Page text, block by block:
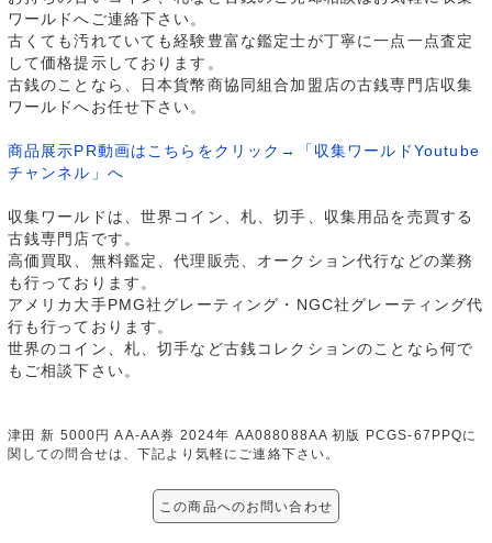
ワールドへご連絡下さい。
古くても汚れていても経験豊富な鑑定士が丁寧に一点一点査定
して価格提示しております。
古銭のことなら、日本貨幣商協同組合加盟店の古銭専門店収集
ワールドへお任せ下さい。
商品展示PR動画はこちらをクリック→「収集ワールドYoutube
チャンネル」へ
収集ワールドは、世界コイン、札、切手、収集用品を売買する
古銭専門店です。
高価買取、無料鑑定、代理販売、オークション代行などの業務
も行っております。
アメリカ大手PMG社グレーティング・NGC社グレーティング代
行も行っております。
世界のコイン、札、切手など古銭コレクションのことなら何で
もご相談下さい。
津田 新 5000円 AA-AA券 2024年 AA088088AA 初版 PCGS-67PPQに
関しての問合せは、下記より気軽にご連絡下さい。
この商品へのお問い合わせ